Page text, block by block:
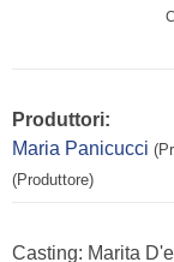
Produttori:
Maria Panicucci
(Produttore)
Casting: Marita